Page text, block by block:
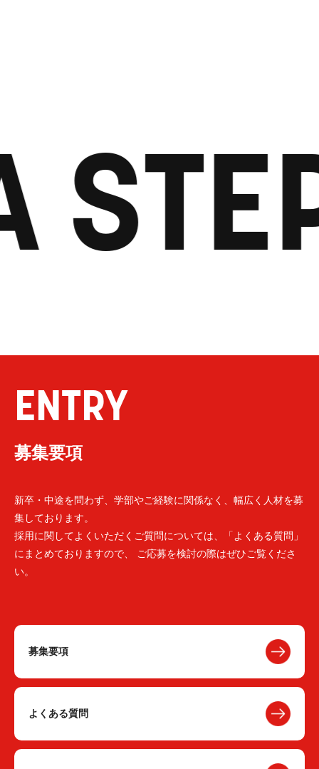
ENTRY
募集要項
新卒・中途を問わず、学部やご経験に関係なく、幅広く人材を募
集しております。
採用に関してよくいただくご質問については、「よくある質問」
にまとめておりますので、 ご応募を検討の際はぜひご覧くださ
い。
募集要項
よくある質問